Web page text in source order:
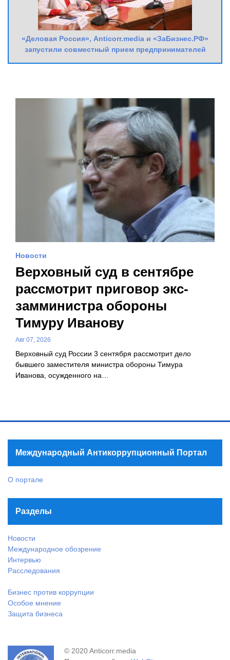
«Деловая Россия», Anticorr.media и «ЗаБизнес.РФ»
запустили совместный прием предпринимателей
Новости
Верховный суд в сентябре
рассмотрит приговор экс-
замминистра обороны
Тимуру Иванову
Авг 07, 2026
Верховный суд России 3 сентября рассмотрит дело
бывшего заместителя министра обороны Тимура
Иванова, осужденного на…
Международный Антикоррупционный Портал
О портале
Разделы
Новости
Международное обозрение
Интервью
Расследования
Бизнес против коррупции
Особое мнение
Защита бизнеса
© 2020 Anticorr.media